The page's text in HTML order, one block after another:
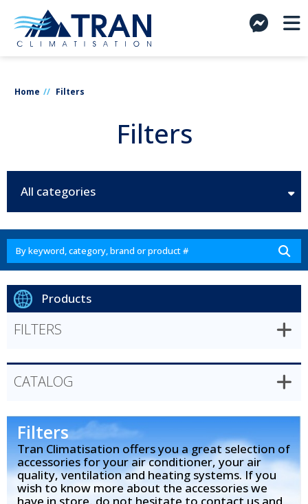
Home Filters
Filters
All categories
Products
FILTERS
CATALOG
Filters
Tran Climatisation offers you a great selection of
accessories for your air conditioner, your air
quality, ventilation and heating systems. If you
wish to know more about the accessories we